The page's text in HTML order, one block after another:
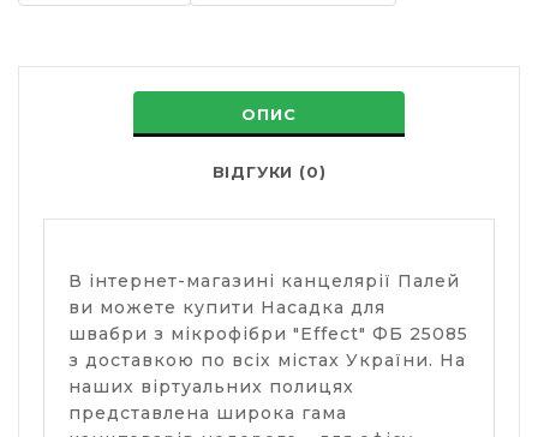
ОПИС
ВІДГУКИ (0)
В інтернет-магазині канцелярії Палей
ви можете купити Насадка для
швабри з мікрофібри "Effect" ФБ 25085
з доставкою по всіх містах України. На
наших віртуальних полицях
представлена широка гама